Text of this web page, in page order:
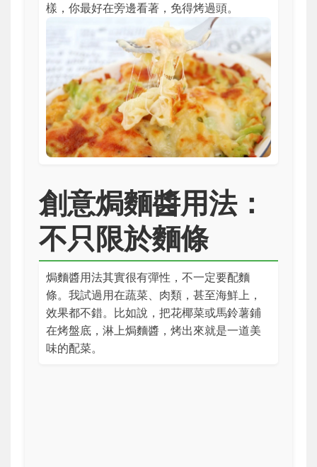
樣，你最好在旁邊看著，免得烤過頭。
創意焗麵醬用法：
不只限於麵條
焗麵醬用法其實很有彈性，不一定要配麵
條。我試過用在蔬菜、肉類，甚至海鮮上，
效果都不錯。比如說，把花椰菜或馬鈴薯鋪
在烤盤底，淋上焗麵醬，烤出來就是一道美
味的配菜。